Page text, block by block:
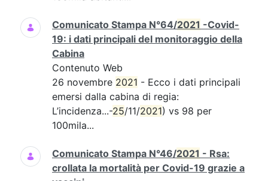
Comunicato Stampa N°64/2021 -Covid-
19: i dati principali del monitoraggio della
Cabina
Contenuto Web
26 novembre 2021 - Ecco i dati principali
emersi dalla cabina di regia:
L’incidenza...-25/11/2021) vs 98 per
100mila...
Comunicato Stampa N°46/2021 - Rsa:
crollata la mortalità per Covid-19 grazie a